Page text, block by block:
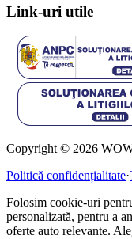
Link-uri utile
Copyright © 2026
Politică confidențialitate·
Folosim cookie-uri
personalizată, pentru a
oferte auto relevante.